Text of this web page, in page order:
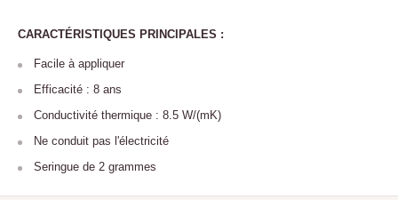
CARACTÉRISTIQUES PRINCIPALES :
Facile à appliquer
Efficacité : 8 ans
Conductivité thermique : 8.5 W/(mK)
Ne conduit pas l'électricité
Seringue de 2 grammes